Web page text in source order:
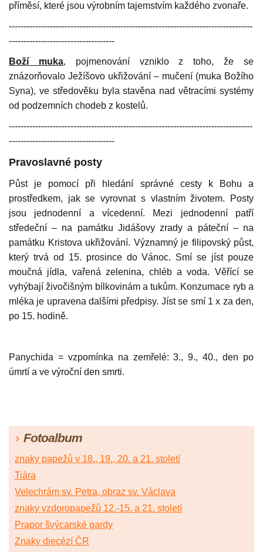
příměsí, které jsou výrobním tajemstvím každého zvonaře.
-----------------------------------------------------------------------------------
------------------------------------
Boží muka, pojmenování vzniklo z toho, že se
znázorňovalo Ježíšovo ukřižování – mučení (muka Božího
Syna), ve středověku byla stavěna nad větracími systémy
od podzemních chodeb z kostelů.
-----------------------------------------------------------------------------------
------------------------------------
Pravoslavné posty
Půst je pomocí při hledání správné cesty k Bohu a
prostředkem, jak se vyrovnat s vlastním životem. Posty
jsou jednodenní a vícedenní. Mezi jednodenní patří
středeční – na památku Jidášovy zrady a páteční – na
památku Kristova ukřižování. Významný je filipovský půst,
který trvá od 15. prosince do Vánoc. Smí se jíst pouze
moučná jídla, vařená zelenina, chléb a voda. Věřící se
vyhýbají živočišným bílkovinám a tukům. Konzumace ryb a
mléka je upravena dalšími předpisy. Jíst se smí 1 x za den,
po 15. hodině.
Panychida = vzpomínka na zemřelé: 3., 9., 40., den po
úmrtí a ve výroční den smrti.
Fotoalbum
znaky papežů v 18., 19., 20. a 21. století
Tiára
Velechrám sv. Petra, obraz sv. Václava
znaky vzdoropapežů 12.-15. a 21. století
Prapor švýcarské gardy
Znaky diecézí ČR